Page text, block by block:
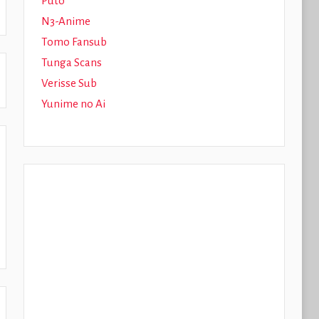
N3-Anime
Tomo Fansub
Tunga Scans
Verisse Sub
Yunime no Ai